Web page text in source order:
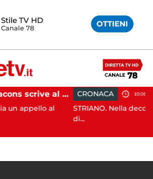
Stile TV HD
Canale 78 OTTIENI
Paestum, Codacons scrive al ministro Giuli: "Rilanciare scavi dell'Anfiteatro nell'area archeologica" CRONACA 10:06
STRIANO. Nella decorsa serata i